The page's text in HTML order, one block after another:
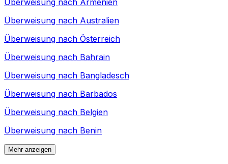
Überweisung nach Armenien
Überweisung nach Australien
Überweisung nach Österreich
Überweisung nach Bahrain
Überweisung nach Bangladesch
Überweisung nach Barbados
Überweisung nach Belgien
Überweisung nach Benin
Mehr anzeigen